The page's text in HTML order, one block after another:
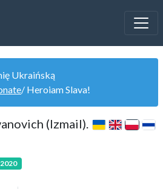
Ukraińską
/ Heroiam Slava!
(Izmail).